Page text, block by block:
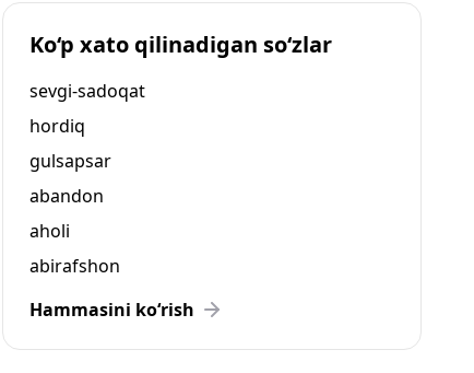
Ko‘p xato qilinadigan so‘zlar
sevgi-sadoqat
hordiq
gulsapsar
abandon
aholi
abirafshon
Hammasini ko‘rish